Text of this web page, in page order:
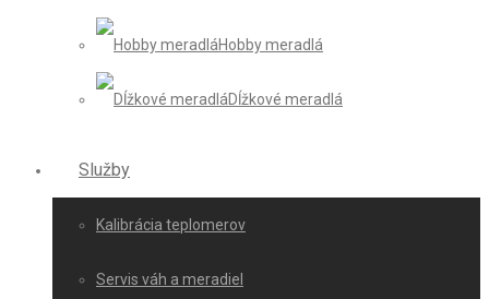
Hobby meradlá
Dĺžkové meradlá
Služby
Kalibrácia teplomerov
Servis váh a meradiel